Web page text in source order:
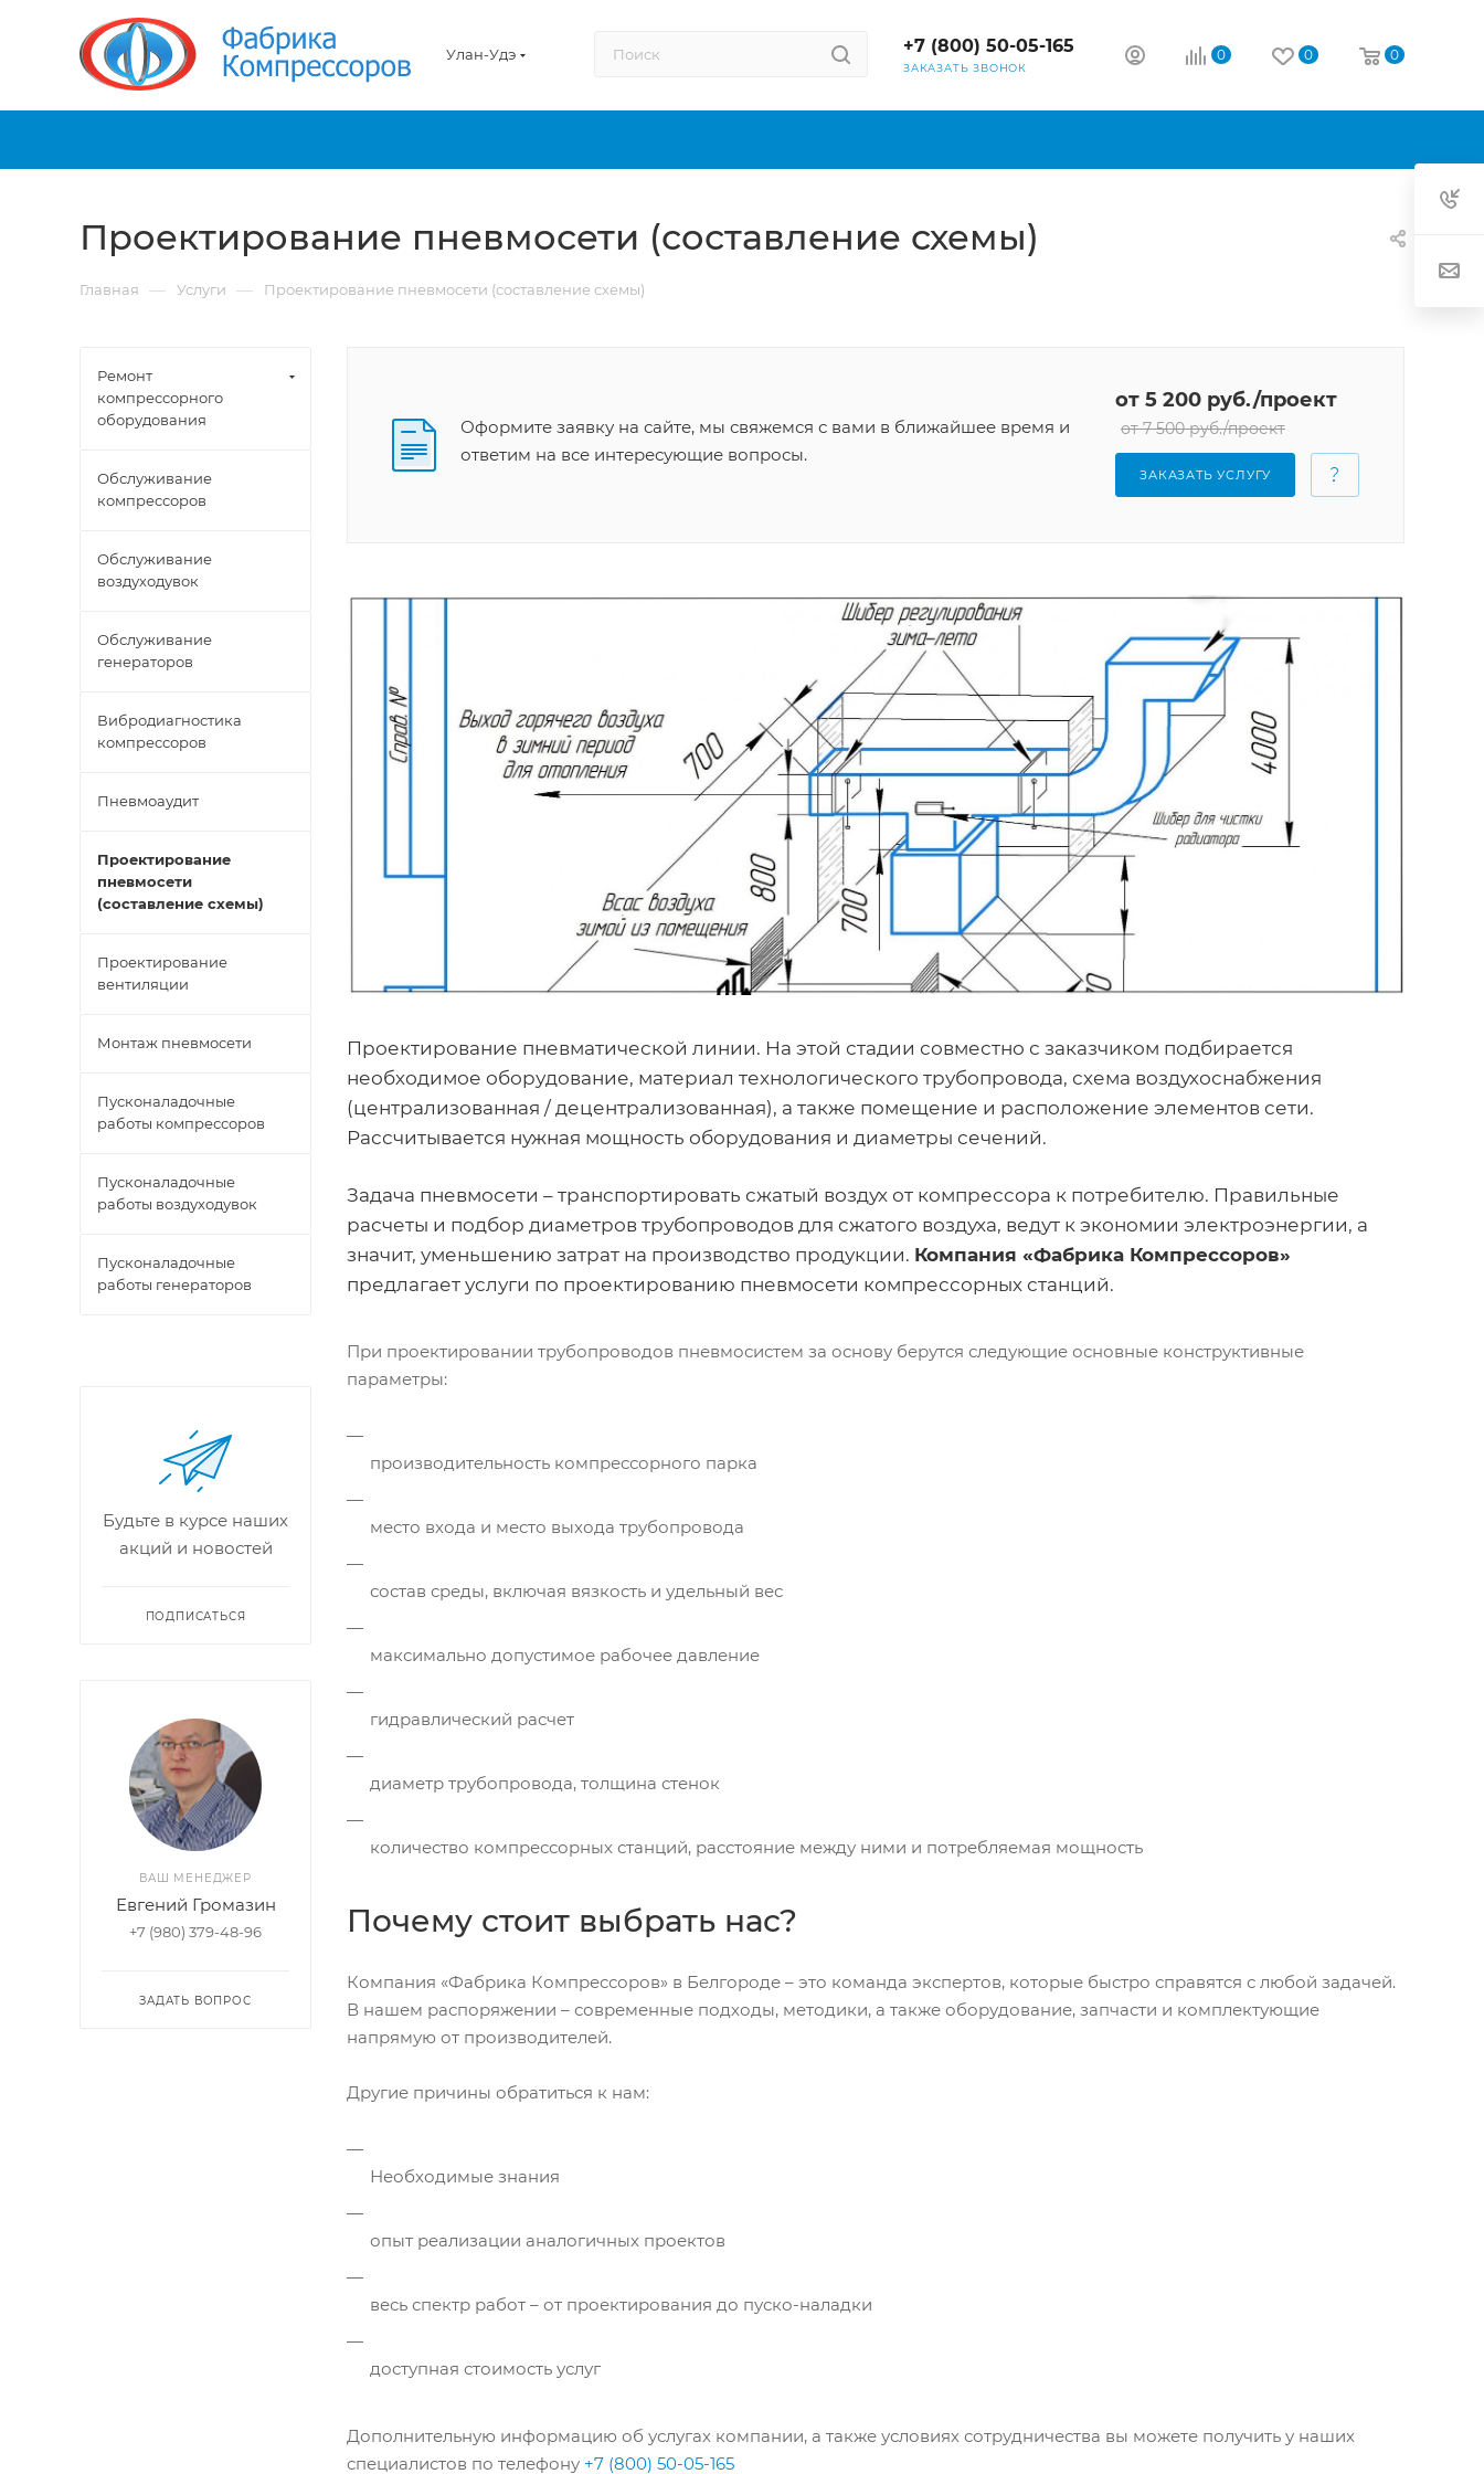
Улан-Удэ +7 (800) 50-05-165
ЗАКАЗАТЬ ЗВОНОК
0 0 0
Проектирование пневмосети (составление схемы)
Главная — Услуги — Проектирование пневмосети (составление схемы)
Оформите заявку на сайте, мы свяжемся с вами в ближайшее время и
ответим на все интересующие вопросы.
от 5 200 руб./проект
от 7 500 руб./проект
ЗАКАЗАТЬ УСЛУГУ
Проектирование пневматической линии. На этой стадии совместно с заказчиком подбирается
необходимое оборудование, материал технологического трубопровода, схема воздухоснабжения
(централизованная / децентрализованная), а также помещение и расположение элементов сети.
Рассчитывается нужная мощность оборудования и диаметры сечений.
Задача пневмосети – транспортировать сжатый воздух от компрессора к потребителю. Правильные
расчеты и подбор диаметров трубопроводов для сжатого воздуха, ведут к экономии электроэнергии, а
значит, уменьшению затрат на производство продукции. Компания «Фабрика Компрессоров»
предлагает услуги по проектированию пневмосети компрессорных станций.
При проектировании трубопроводов пневмосистем за основу берутся следующие основные конструктивные
параметры:
производительность компрессорного парка
место входа и место выхода трубопровода
состав среды, включая вязкость и удельный вес
максимально допустимое рабочее давление
гидравлический расчет
диаметр трубопровода, толщина стенок
количество компрессорных станций, расстояние между ними и потребляемая мощность
Почему стоит выбрать нас?
Компания «Фабрика Компрессоров» в Белгороде – это команда экспертов, которые быстро справятся с любой задачей.
В нашем распоряжении – современные подходы, методики, а также оборудование, запчасти и комплектующие
напрямую от производителей.
Другие причины обратиться к нам:
Необходимые знания
опыт реализации аналогичных проектов
весь спектр работ – от проектирования до пуско-наладки
доступная стоимость услуг
Дополнительную информацию об услугах компании, а также условиях сотрудничества вы можете получить у наших
специалистов по телефону +7 (800) 50-05-165
Ремонт
компрессорного
оборудования
Обслуживание
компрессоров
Обслуживание
воздуходувок
Обслуживание
генераторов
Вибродиагностика
компрессоров
Пневмоаудит
Проектирование
пневмосети
(составление схемы)
Проектирование
вентиляции
Монтаж пневмосети
Пусконаладочные
работы компрессоров
Пусконаладочные
работы воздуходувок
Пусконаладочные
работы генераторов
Будьте в курсе наших
акций и новостей
ПОДПИСАТЬСЯ
ВАШ МЕНЕДЖЕР
Евгений Громазин
+7 (980) 379-48-96
ЗАДАТЬ ВОПРОС